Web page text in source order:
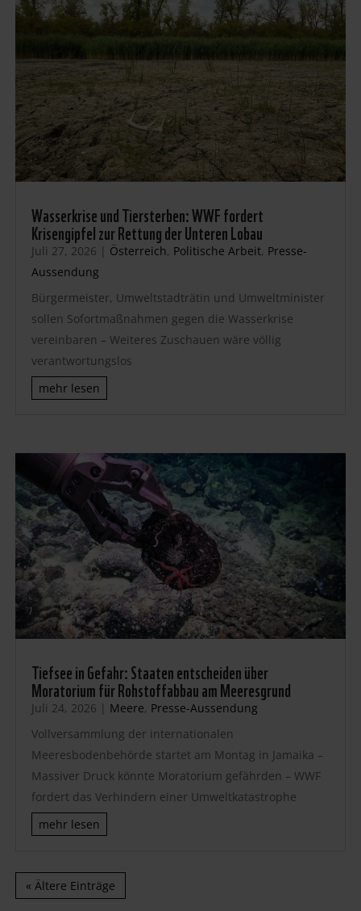
Wasserkrise und Tiersterben: WWF fordert
Krisengipfel zur Rettung der Unteren Lobau
Juli 27, 2026 | Österreich, Politische Arbeit, Presse-
Aussendung
Bürgermeister, Umweltstadträtin und Umweltminister
sollen Sofortmaßnahmen gegen die Wasserkrise
vereinbaren – Weiteres Zuschauen wäre völlig
verantwortungslos
mehr lesen
Tiefsee in Gefahr: Staaten entscheiden über
Moratorium für Rohstoffabbau am Meeresgrund
Juli 24, 2026 | Meere, Presse-Aussendung
Vollversammlung der internationalen
Meeresbodenbehörde startet am Montag in Jamaika –
Massiver Druck könnte Moratorium gefährden – WWF
fordert das Verhindern einer Umweltkatastrophe
mehr lesen
« Ältere Einträge